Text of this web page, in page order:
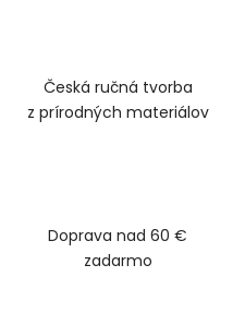
Česká ručná tvorba
z prírodných materiálov
Doprava nad 60 €
zadarmo